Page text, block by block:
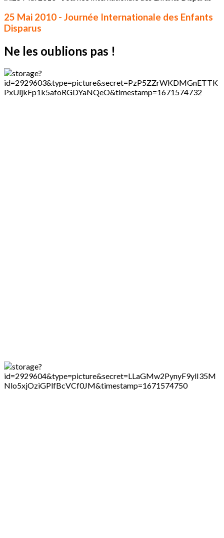
25 Mai 2010 - Journée Internationale des Enfants
Disparus
Ne les oublions pas !